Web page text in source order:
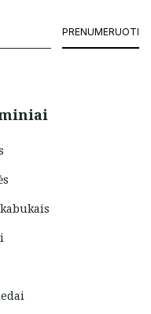
PRENUMERUOTI